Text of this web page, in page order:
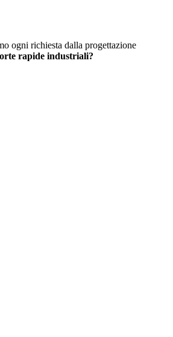
ogni richiesta dalla progettazione
rapide industriali?